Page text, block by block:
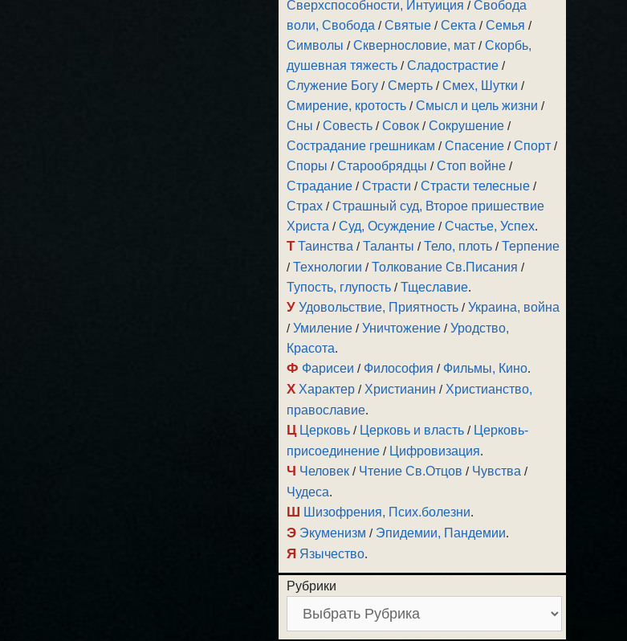
Сверхспособности, Интуиция /Свобода
воли, Свобода /Святые /Секта /Семья /
Символы /Сквернословие, мат /Скорбь,
душевная тяжесть /Сладострастие /
Служение Богу /Смерть /Смех, Шутки /
Смирение, кротость /Смысл и цель жизни /
Сны /Совесть /Совок /Сокрушение /
Сострадание грешникам /Спасение /Спорт /
Споры /Старообрядцы /Стоп войне /
Страдание /Страсти /Страсти телесные /
Страх /Страшный суд, Второе пришествие
Христа /Суд, Осуждение /Счастье, Успех.
Т Таинства /Таланты /Тело, плоть /Терпение
/Технологии /Толкование Св.Писания /
Тупость, глупость /Тщеславие.
У Удовольствие, Приятность /Украина, война
/Умиление /Уничтожение /Уродство,
Красота.
Ф Фарисеи / Философия / Фильмы, Кино.
Х Характер / Христианин / Христианство,
православие.
Ц Церковь / Церковь и власть / Церковь-
присоединение / Цифровизация.
Ч Человек / Чтение Св.Отцов / Чувства /
Чудеса.
Ш Шизофрения, Псих.болезни.
Э Экуменизм / Эпидемии, Пандемии.
Я Язычество.
Рубрики